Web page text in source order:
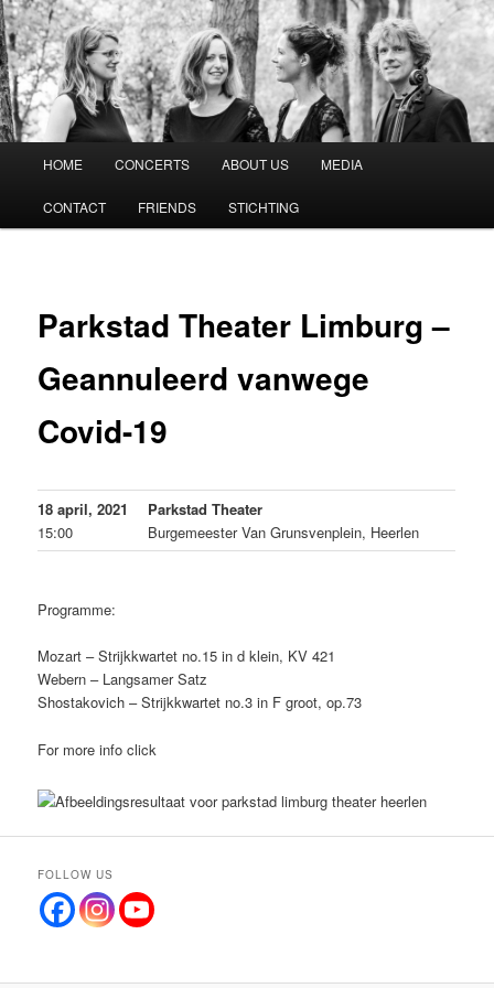
Vespucci Kwartet
Spring
naar
HOME CONCERTS ABOUT US MEDIA
CONTACT FRIENDS STICHTING
Parkstad Theater Limburg –
Geannuleerd vanwege
Covid-19
18 april, 2021
15:00
Parkstad Theater
Burgemeester Van Grunsvenplein, Heerlen
Programme:
Mozart – Strijkkwartet no.15 in d klein, KV 421
Webern – Langsamer Satz
Shostakovich – Strijkkwartet no.3 in F groot, op.73
For more info click
FOLLOW US